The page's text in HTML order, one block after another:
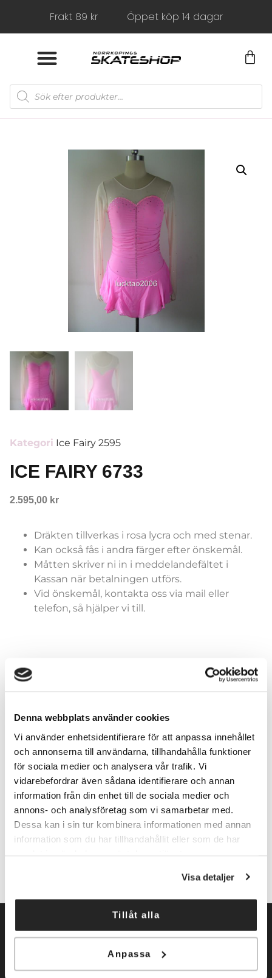
Denna webbplats använder cookies
Vi använder enhetsidentifierare för att anpassa innehållet
och annonserna till användarna, tillhandahålla funktioner
för sociala medier och analysera vår trafik. Vi
vidarebefordrar även sådana identifierare och annan
information från din enhet till de sociala medier och
annons- och analysföretag som vi samarbetar med.
Dessa kan i sin tur kombinera informationen med annan
information som du har tillhandahållit eller som de har
Visa detaljer
Tillåt alla
Anpassa
Frakt 89 kr Öppet köp 14 dagar
Kategori Ice Fairy 2595
ICE FAIRY 6733
2.595,00 kr
Dräkten tillverkas i rosa lycra och med stenar.
Kan också fås i andra färger efter önskemål.
Måtten skriver ni in i meddelandefältet i
Kassan när betalningen utförs.
Vid önskemål, kontakta oss via mail eller
telefon, så hjälper vi till.
Storlekar (dräkter)
Lägg till i varukorg
Norrköpings Skateshop startade sin verksamhet 2009. Vi